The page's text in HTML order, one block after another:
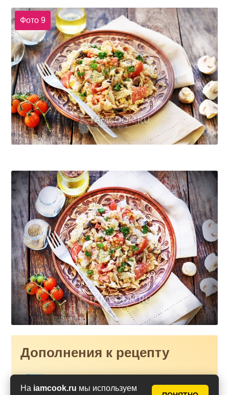
На iamcook.ru мы используем
Фото 9
Дополнения к рецепту
Как приготовить вкусный и